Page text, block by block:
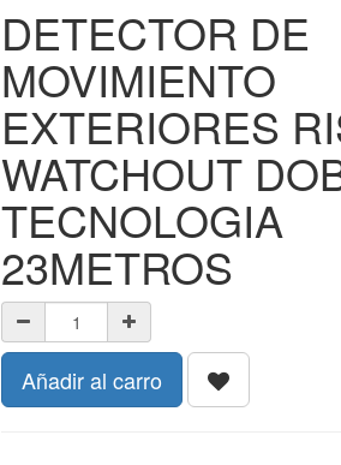
DETECTOR DE
MOVIMIENTO
EXTERIORES
WATCHOUT
TECNOLOGIA
23METROS
Añadir al carro